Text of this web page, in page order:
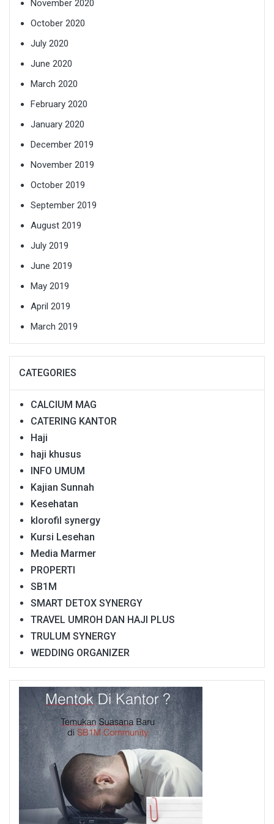
November 2020
October 2020
July 2020
June 2020
March 2020
February 2020
January 2020
December 2019
November 2019
October 2019
September 2019
August 2019
July 2019
June 2019
May 2019
April 2019
March 2019
CATEGORIES
CALCIUM MAG
CATERING KANTOR
Haji
haji khusus
INFO UMUM
Kajian Sunnah
Kesehatan
klorofil synergy
Kursi Lesehan
Media Marmer
PROPERTI
SB1M
SMART DETOX SYNERGY
TRAVEL UMROH DAN HAJI PLUS
TRULUM SYNERGY
WEDDING ORGANIZER